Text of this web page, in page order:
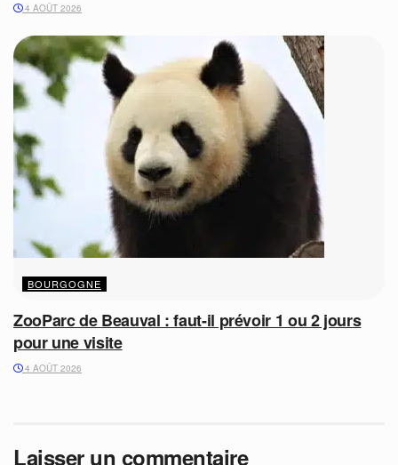
4 AOÛT 2026
BOURGOGNE
ZooParc de Beauval : faut-il prévoir 1 ou 2 jours
pour une visite
4 AOÛT 2026
Laisser un commentaire